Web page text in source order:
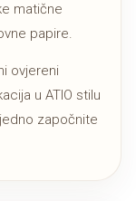
matične
papire.
ovjereni
u ATIO stilu
započnite